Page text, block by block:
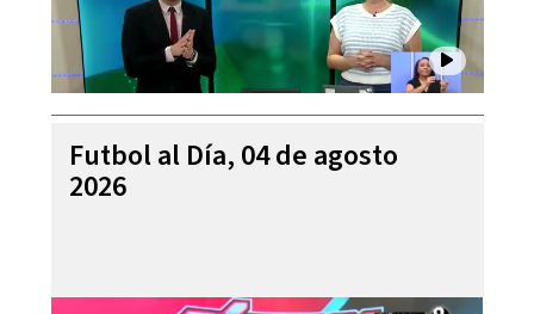
Futbol al Día, 04 de agosto
2026